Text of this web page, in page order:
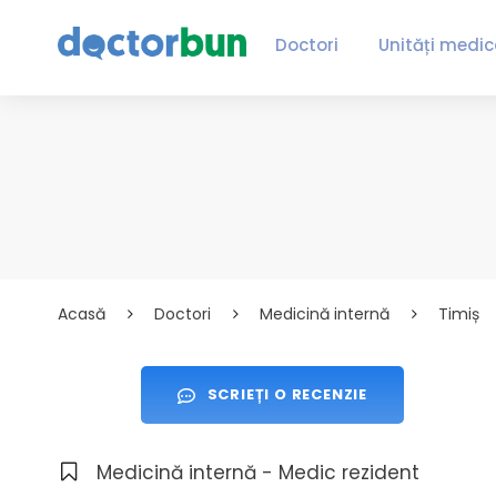
Doctori Unități
Acasă Doctori Medicină internă Timiș
SCRIEȚI O RECENZIE
Medicină internă - Medic rezident